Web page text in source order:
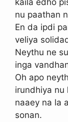
kaila edho
nu paathan
En da ipdi
veliya
Neythu ne
inga
Oh apo
irundhiya nu
naaey na la
sonan.